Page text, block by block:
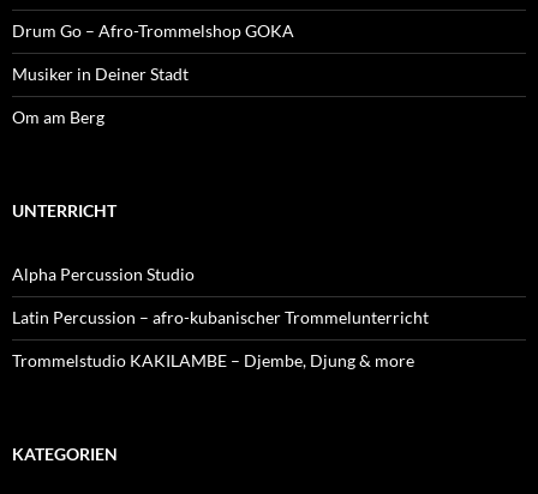
Drum Go – Afro-Trommelshop GOKA
Musiker in Deiner Stadt
Om am Berg
UNTERRICHT
Alpha Percussion Studio
Latin Percussion – afro-kubanischer Trommelunterricht
Trommelstudio KAKILAMBE – Djembe, Djung & more
KATEGORIEN